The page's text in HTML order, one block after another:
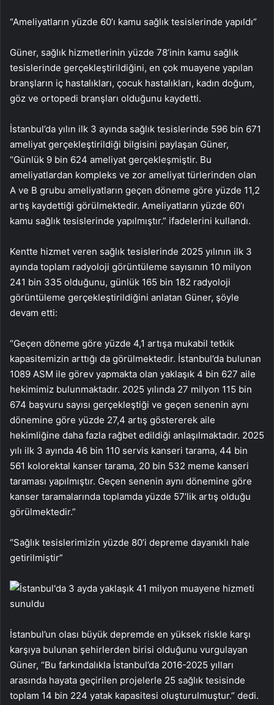
“Ameliyatların yüzde 60’ı kamu sağlık tesislerinde yapıldı”
Güner, sağlık hizmetlerinin yüzde 78’inin kamu sağlık
tesislerinde gerçekleştirildiğini, en çok muayene yapılan
branşların iç hastalıkları, çocuk hastalıkları, kadın doğum,
göz ve ortopedi branşları olduğunu kaydetti.
İstanbul’da yılın ilk 3 ayında sağlık tesislerinde 596 bin 671
ameliyat gerçekleştirildiği bilgisini paylaşan Güner,
“Günlük 9 bin 624 ameliyat gerçekleşmiştir. Bu
ameliyatlardan kompleks ve zor ameliyat türlerinden olan
A ve B grubu ameliyatların geçen döneme göre yüzde 11,2
artış kaydettiği görülmektedir. Ameliyatların yüzde 60’ı
kamu sağlık tesislerinde yapılmıştır.” ifadelerini kullandı.
Kentte hizmet veren sağlık tesislerinde 2025 yılının ilk 3
ayında toplam radyoloji görüntüleme sayısının 10 milyon
241 bin 335 olduğunu, günlük 165 bin 182 radyoloji
görüntüleme gerçekleştirildiğini anlatan Güner, şöyle
devam etti:
“Geçen döneme göre yüzde 4,1 artışa mukabil tetkik
kapasitemizin arttığı da görülmektedir. İstanbul’da bulunan
1089 ASM ile görev yapmakta olan yaklaşık 4 bin 627 aile
hekimimiz bulunmaktadır. 2025 yılında 27 milyon 115 bin
674 başvuru sayısı gerçekleştiği ve geçen senenin aynı
dönemine göre yüzde 27,4 artış göstererek aile
hekimliğine daha fazla rağbet edildiği anlaşılmaktadır. 2025
yılı ilk 3 ayında 46 bin 110 servis kanseri tarama, 44 bin
561 kolorektal kanser tarama, 20 bin 532 meme kanseri
taraması yapılmıştır. Geçen senenin aynı dönemine göre
kanser taramalarında toplamda yüzde 57’lik artış olduğu
görülmektedir.”
“Sağlık tesislerimizin yüzde 80’i depreme dayanıklı hale
getirilmiştir”
İstanbul’un olası büyük depremde en yüksek riskle karşı
karşıya bulunan şehirlerden birisi olduğunu vurgulayan
Güner, “Bu farkındalıkla İstanbul’da 2016-2025 yılları
arasında hayata geçirilen projelerle 25 sağlık tesisinde
toplam 14 bin 224 yatak kapasitesi oluşturulmuştur.” dedi.